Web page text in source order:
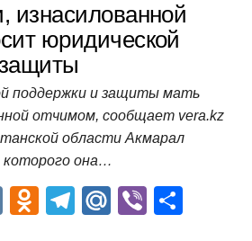
изнасилованной
юридической
поддержки и защиты мать
отчимом, сообщает vera.kz
области Акмарал
которого она…
V
O
T
M
Vi